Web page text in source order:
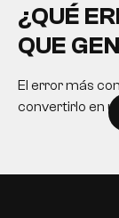
¿QUÉ
QUE
El error más
convertirlo en